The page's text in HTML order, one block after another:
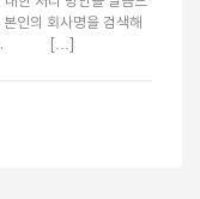
인의 회사명을 검색해
니다. […]